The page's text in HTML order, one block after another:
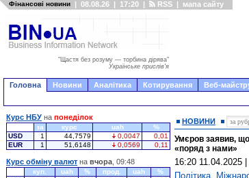
Фінансові новини | 08.08.26 | 17:20 | RSS | мапа сайту
"Щастя без розуму — торбина дірява"
Українське прислів'я
Головна Новини Аналітика Котирування Веб-
НОВИНИ
Умєров заявив,
«поряд з нами»
16:20 11.04.2025
Політика,
Курс НБУ на понеділок
за курс uah
%
USD
1 44,7579 0,0047
0,01
EUR
1 51,6148 0,0569 0,11
Курс обміну валют на вчора , 09:48
куп. uah % прод. uah
%